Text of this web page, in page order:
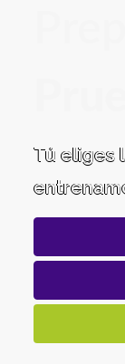
Tú eliges